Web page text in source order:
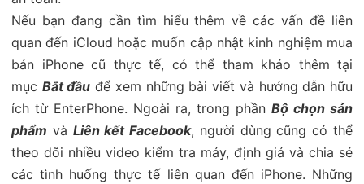
Nếu bạn đang cần tìm hiểu thêm về các vấn đề liên
quan đến iCloud hoặc muốn cập nhật kinh nghiệm mua
bán iPhone cũ thực tế, có thể tham khảo thêm tại
mục Bắt đầu để xem những bài viết và hướng dẫn hữu
ích từ EnterPhone. Ngoài ra, trong phần Bộ chọn sản
phẩm và Liên kết Facebook, người dùng cũng có thể
theo dõi nhiều video kiểm tra máy, định giá và chia sẻ
các tình huống thực tế liên quan đến iPhone. Những